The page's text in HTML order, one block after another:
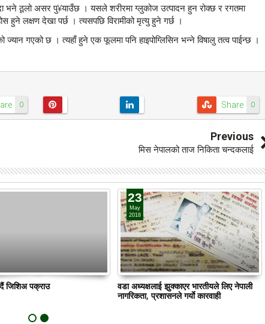
भने ठूलो असर पु¥याउँछ । यसले शरीरमा ग्लुकोज उत्पादन हुन रोक्छ र रगतमा
हुने लक्षण देखा पर्छ । त्यसपछि विरामीको मृत्यु हुने गर्छ ।
ज्यान गएको छ । त्यहाँ हुने एक फूलमा पनि हाइपोग्लिसिन भन्ने विषालु तत्व पाईन्छ ।
0 0
Share
Previous
मिस नेपालको ताज निकिता चन्दकलाई
जिशिअ पक्राउ
23
May
2018
वडा अध्यक्षलाई झुक्काएर भारतीयले लिए नेपाली
नागरिकता, प्रशासनले गर्याे कारवाही